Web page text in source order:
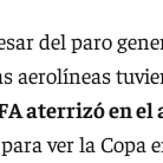
del paro
aerolíneas
aterrizó en
para ver la Copa